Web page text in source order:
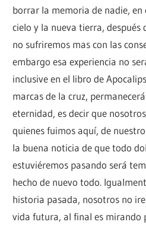
borrar la memoria de nadie, en
cielo y la nueva tierra, después
no sufriremos mas con las
embargo esa experiencia no
inclusive en el libro de
marcas de la cruz,
eternidad, es decir que
quienes fuimos aquí, de
la buena noticia de que todo
estuviéremos pasando será
hecho de nuevo todo.
historia pasada, nosotros no
vida futura, al final es mirando